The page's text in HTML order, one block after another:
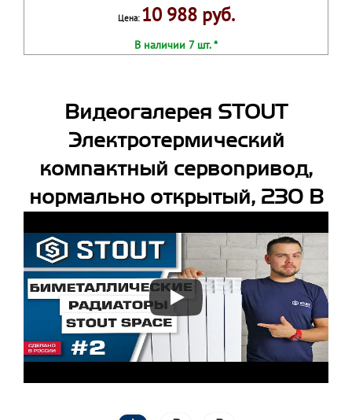
Цена: 10 988 руб.
В наличии 7 шт. *
Видеогалерея STOUT
Электротермический
компактный сервопривод,
нормально открытый, 230 В